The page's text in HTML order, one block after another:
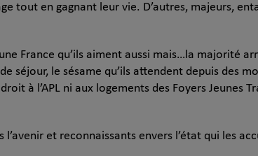
tout en gagnant leur vie. D’autres, majeurs,
France qu’ils aiment aussi mais…la majorité
séjour, le sésame qu’ils attendent depuis des
à l’APL ni aux logements des Foyers Jeunes
et reconnaissants envers l’état qui les